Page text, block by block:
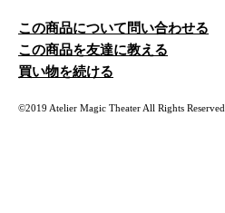
この商品について問い合わせる
この商品を友達に教える
買い物を続ける
©2019 Atelier Magic Theater All Rights Reserved.